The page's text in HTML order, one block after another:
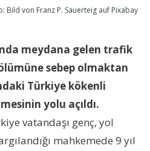
Bild von Franz P. Sauerteig auf Pixabay
meydana gelen trafik
sebep olmaktan
Türkiye kökenli
yolu açıldı.
iye vatandaşı genç, yol
mahkemede 9 yıl